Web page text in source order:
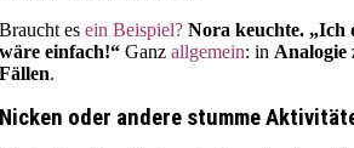
Braucht es ein Beispiel? Nora keuchte. „Ich
wäre einfach!“ Ganzallgemein: in Analogie
Fällen.
Nicken oder andere stumme